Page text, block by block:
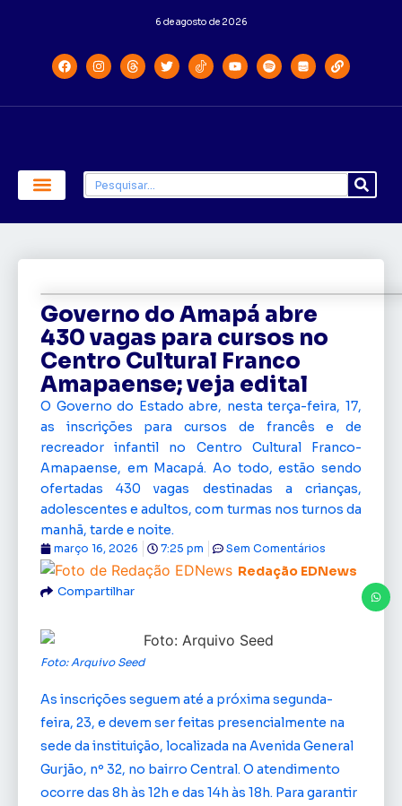
6 de agosto de 2026
Governo do Amapá abre
430 vagas para cursos no
Centro Cultural Franco
Amapaense; veja edital
O Governo do Estado abre, nesta terça-feira, 17,
as inscrições para cursos de francês e de
recreador infantil no Centro Cultural Franco-
Amapaense, em Macapá. Ao todo, estão sendo
ofertadas 430 vagas destinadas a crianças,
adolescentes e adultos, com turmas nos turnos da
manhã, tarde e noite.
Redação EDNews
março 16, 2026 7:25 pm Sem Comentários
Compartilhar
Foto: Arquivo Seed
As inscrições seguem até a próxima segunda-
feira, 23, e devem ser feitas presencialmente na
sede da instituição, localizada na Avenida General
Gurjão, nº 32, no bairro Central. O atendimento
ocorre das 8h às 12h e das 14h às 18h. Para garantir